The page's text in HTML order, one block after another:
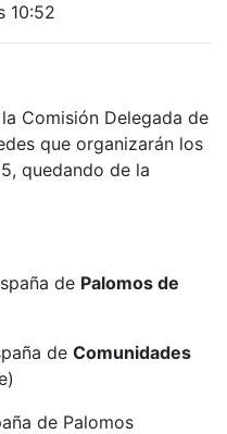
10:52
Comisión Delegada de
que organizarán los
quedando de la
de Palomos de
de Comunidades
de Palomos